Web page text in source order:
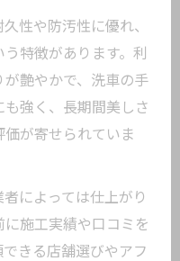
久性を左右する要
グで得られる効果
コーティング材料
した選択のポイン
性や防汚性に優れ、
特徴があります。利
艶やかで、洗車の手
強く、長期間美しさ
が寄せられていま
によっては仕上がり
施工実績や口コミを
きる店舗選びやアフ